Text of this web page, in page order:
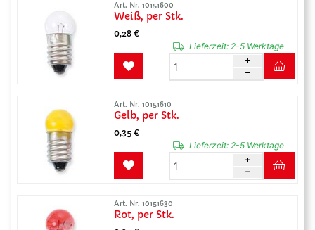
Art. Nr. 10151600
Weiß, per Stk.
0,28 €
Lieferzeit:2-5 Werktage
Art. Nr. 10151610
Gelb, per Stk.
0,35 €
Lieferzeit:2-5 Werktage
Art. Nr. 10151630
Rot, per Stk.